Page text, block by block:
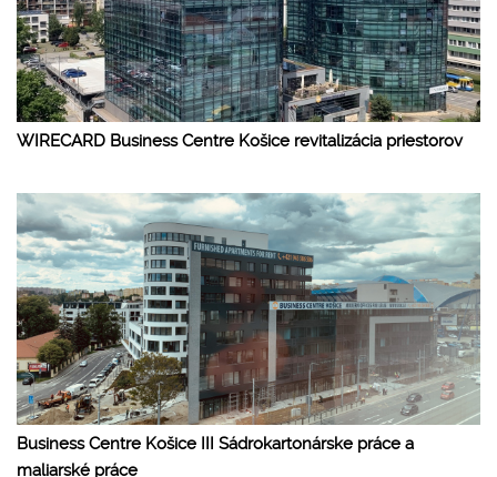
WIRECARD Business Centre Košice revitalizácia priestorov
Business Centre Košice III Sádrokartonárske práce a
maliarské práce